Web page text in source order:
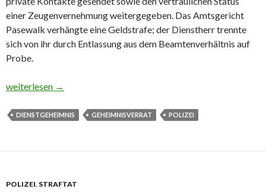
einer Zeugenvernehmung weitergegeben. Das Amtsgericht
Pasewalk verhängte eine Geldstrafe; der Dienstherr trennte
sich von ihr durch Entlassung aus dem Beamtenverhältnis auf
Probe.
Geheimnisverrat per Handy: Wie ein paar Dienstplan-Fotos
weiterlesen →
DIENSTGEHEIMNIS GEHEIMNISVERRAT POLIZEI
POLIZEI, STRAFTAT